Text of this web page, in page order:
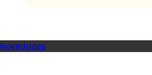
Novedades